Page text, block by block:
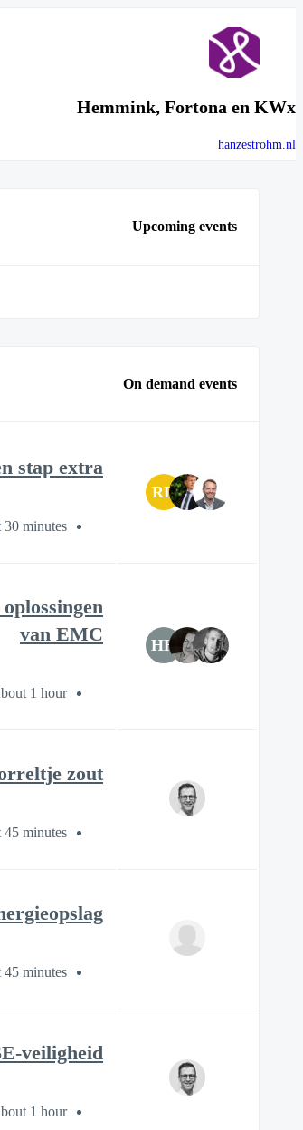
Hemmink, Fortona en KWx
hanzestrohm.nl
Upcoming events
On demand events
RD
stap extra?
30 minutes
HH
van EMC
1 hour
zout
45 minutes
45 minutes
veiligheid
1 hour